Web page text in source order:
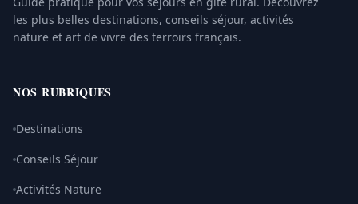
les plus belles destinations, conseils séjour, activités
nature et art de vivre des terroirs français.
NOS RUBRIQUES
Destinations
Conseils Séjour
Activités Nature